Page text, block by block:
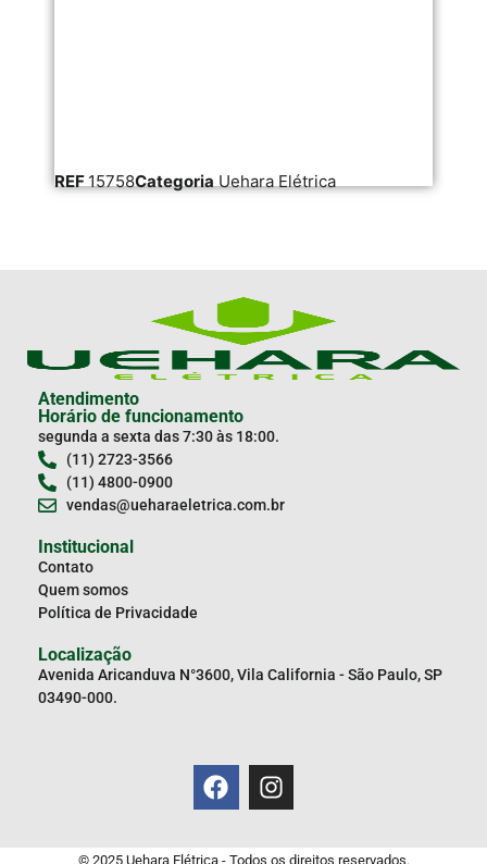
REF 15758Categoria Uehara Elétrica
Atendimento
Horário de funcionamento
segunda a sexta das 7:30 às 18:00.
(11) 2723-3566
(11) 4800-0900
vendas@ueharaeletrica.com.br
Institucional
Contato
Quem somos
Política de Privacidade
Localização
Avenida Aricanduva N°3600, Vila California - São Paulo, SP
03490-000.
© 2025 Uehara Elétrica - Todos os direitos reservados.